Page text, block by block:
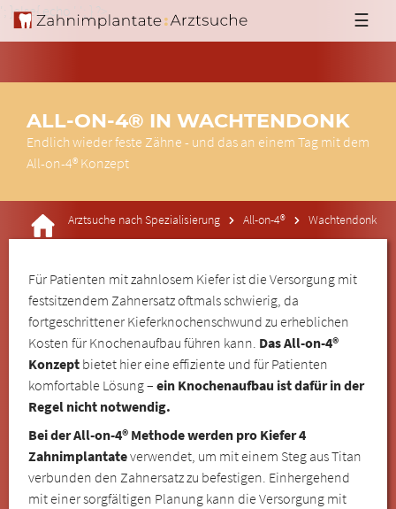
'; }else{ echo ' '; } ?> ☰
ALL-ON-4® IN WACHTENDONK
Endlich wieder feste Zähne - und das an einem Tag mit dem
All-on-4® Konzept
Arztsuche nach Spezialisierung All-on-4® Wachtendonk
Für Patienten mit zahnlosem Kiefer ist die Versorgung mit
festsitzendem Zahnersatz oftmals schwierig, da
fortgeschrittener Kieferknochenschwund zu erheblichen
Kosten für Knochenaufbau führen kann. Das All-on-4®
Konzept bietet hier eine effiziente und für Patienten
komfortable Lösung –ein Knochenaufbau ist dafür in der
Regel nicht notwendig.
Bei der All-on-4® Methode werden pro Kiefer 4
Zahnimplantateverwendet, um mit einem Steg aus Titan
verbunden den Zahnersatz zu befestigen. Einhergehend
mit einer sorgfältigen Planung kann die Versorgung mit